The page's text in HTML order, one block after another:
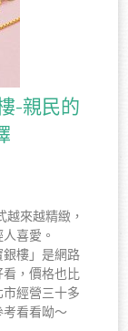
-親民的
來越精緻，
喜愛。
樓」是網路
看，價格也比
經營三十多
看看呦～